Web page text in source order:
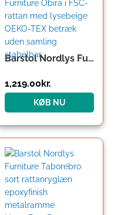
Barstol Nordlys Furniture Obira i FSC-rattan med lysebeige OEKO-TEX betræk uden samling stabelbar
1,219.00 kr.
KØB NU